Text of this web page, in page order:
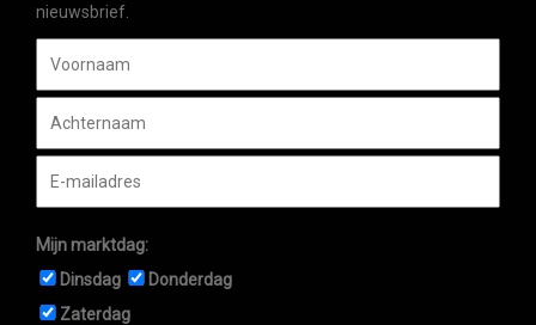
nieuwsbrief.
Mijn marktdag:
Dinsdag
Donderdag
Zaterdag